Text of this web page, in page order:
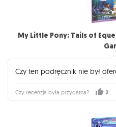
My Little Pony: Tails of
Czy ten podręcznik nie był
Czy recenzja była przydatna? 2